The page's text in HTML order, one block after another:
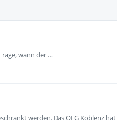
wann der …
werden. Das OLG Koblenz